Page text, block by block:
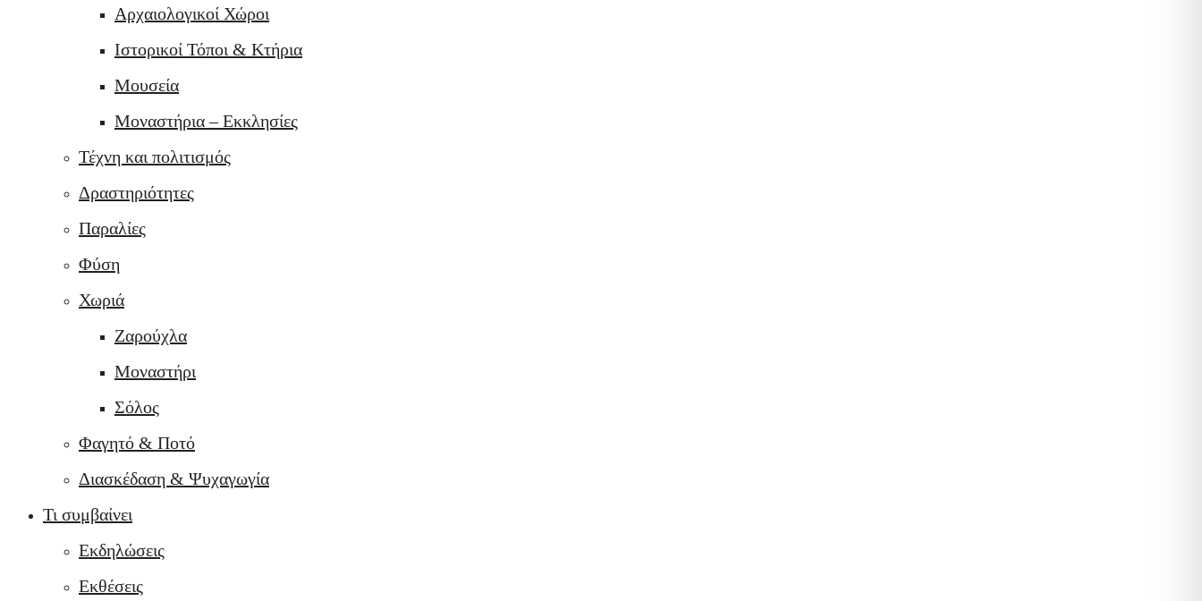
Αρχαιολογικοί Χώροι
Ιστορικοί Τόποι & Κτήρια
Μουσεία
Μοναστήρια – Εκκλησίες
Τέχνη και πολιτισμός
Δραστηριότητες
Παραλίες
Φύση
Χωριά
Ζαρούχλα
Μοναστήρι
Σόλος
Φαγητό & Ποτό
Διασκέδαση & Ψυχαγωγία
Τι συμβαίνει
Εκδηλώσεις
Εκθέσεις